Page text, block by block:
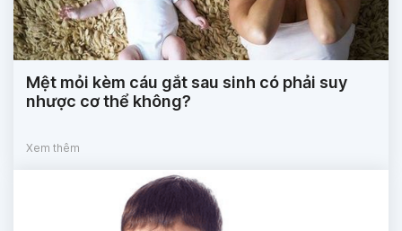
Mệt mỏi kèm cáu gắt sau sinh có phải suy
nhược cơ thể không?
Xem thêm